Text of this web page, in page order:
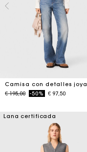
Camisa con detalles joya
Price reduced from
€ 195,00to-50% € 97,50
Lana certificada